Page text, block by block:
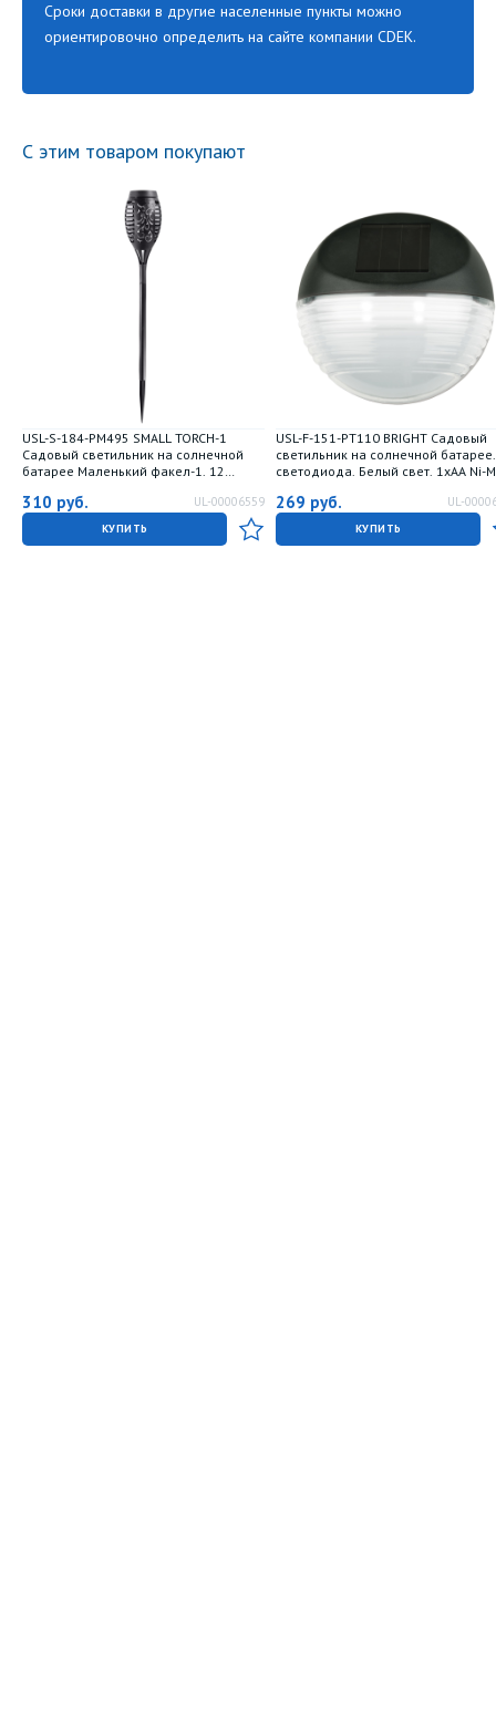
Сроки доставки в другие населенные пункты можно
ориентировочно определить на сайте компании CDEK.
С этим товаром покупают
USL-S-184-PM495 SMALL TORCH-1
Садовый светильник на солнечной
батарее Маленький факел-1. 12
3ААА Ni-Mh аккумулятор в-к. IP44. TM
Uniel.
310 руб. UL-00006559
КУПИТЬ
USL-F-151-PТ110 BRIGHT Садовый
светильник на солнечной
светодиода. Белый свет. 1xАА Ni-
269 руб. UL-
КУПИТЬ